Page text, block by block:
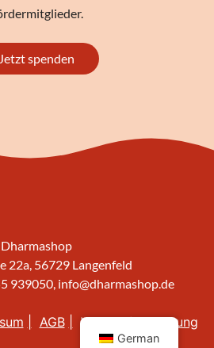
Jetzt spenden
Dharmashop
22a, 56729 Langenfeld
939050, info@dharmashop.de
AGB Widerrufsbelehrung
German